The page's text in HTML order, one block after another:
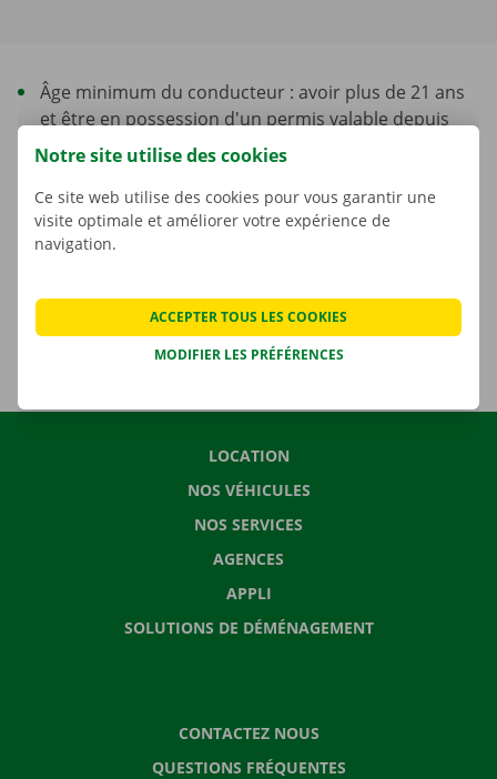
Âge minimum du conducteur : avoir plus de 21 ans
et être en possession d'un permis valable depuis
min. 1 ans.
ans, par conducteur et par jour : € 6,50 TVAC, € 5,37
HTVA
(soit 7,13 € TVAC) est facturée par location.
LOCATION
NOS VÉHICULES
NOS SERVICES
AGENCES
APPLI
SOLUTIONS DE DÉMÉNAGEMENT
CONTACTEZ NOUS
QUESTIONS FRÉQUENTES
Notre site utilise des cookies
Ce site web utilise des cookies pour vous garantir une
visite optimale et améliorer votre expérience de
navigation.
MODIFIER LES PRÉFÉRENCES
ACCEPTER TOUS LES COOKIES